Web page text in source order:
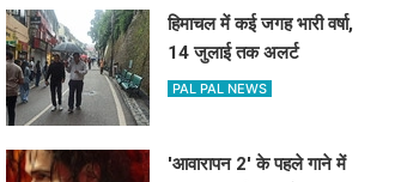
हिमाचल में कई जगह भारी वर्षा,
14 जुलाई तक अलर्ट
PAL PAL NEWS
'आवारापन 2' के पहले गाने में